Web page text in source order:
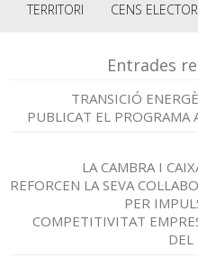
TERRITORI CENS
Entrades
TRANSICIÓ
PUBLICAT EL PROGRAMA
LA CAMBRA I
REFORCEN LA SEVA
PER
COMPETITIVITAT
DEL